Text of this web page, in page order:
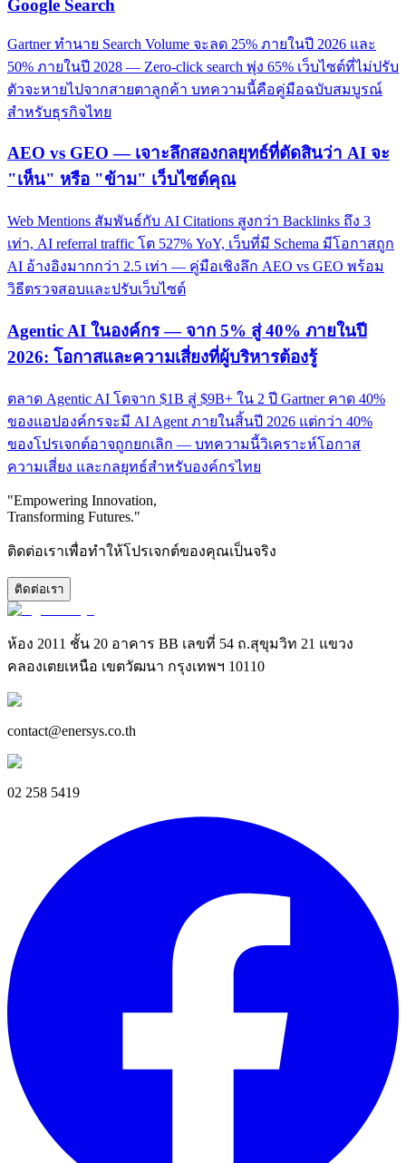
Google Search
Gartner ทำนาย Search Volume จะลด 25% ภายในปี 2026 และ
50% ภายในปี 2028 — Zero-click search พุ่ง 65% เว็บไซต์ที่ไม่ปรับ
ตัวจะหายไปจากสายตาลูกค้า บทความนี้คือคู่มือฉบับสมบูรณ์
สำหรับธุรกิจไทย
AEO vs GEO — เจาะลึกสองกลยุทธ์ที่ตัดสินว่า AI จะ
"เห็น" หรือ "ข้าม" เว็บไซต์คุณ
Web Mentions สัมพันธ์กับ AI Citations สูงกว่า Backlinks ถึง 3
เท่า, AI referral traffic โต 527% YoY, เว็บที่มี Schema มีโอกาสถูก
AI อ้างอิงมากกว่า 2.5 เท่า — คู่มือเชิงลึก AEO vs GEO พร้อม
วิธีตรวจสอบและปรับเว็บไซต์
Agentic AI ในองค์กร — จาก 5% สู่ 40% ภายในปี
2026: โอกาสและความเสี่ยงที่ผู้บริหารต้องรู้
ตลาด Agentic AI โตจาก $1B สู่ $9B+ ใน 2 ปี Gartner คาด 40%
ของแอปองค์กรจะมี AI Agent ภายในสิ้นปี 2026 แต่กว่า 40%
ของโปรเจกต์อาจถูกยกเลิก — บทความนี้วิเคราะห์โอกาส
ความเสี่ยง และกลยุทธ์สำหรับองค์กรไทย
"Empowering Innovation,
Transforming Futures."
ติดต่อเราเพื่อทำให้โปรเจกต์ของคุณเป็นจริง
ติดต่อเรา
ห้อง 2011 ชั้น 20 อาคาร BB เลขที่ 54 ถ.สุขุมวิท 21 แขวง
คลองเตยเหนือ เขตวัฒนา กรุงเทพฯ 10110
contact@enersys.co.th
02 258 5419